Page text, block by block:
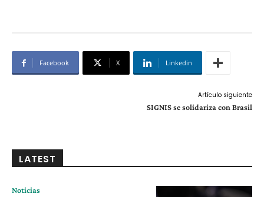
Facebook X Linkedin
Artículo siguiente
SIGNIS se solidariza con Brasil
LATEST
Noticias